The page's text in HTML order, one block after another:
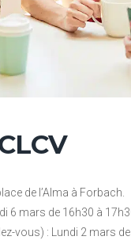
de l’Alma à Forbach.
6 mars de 16h30 à
vous) : Lundi 2 mars de